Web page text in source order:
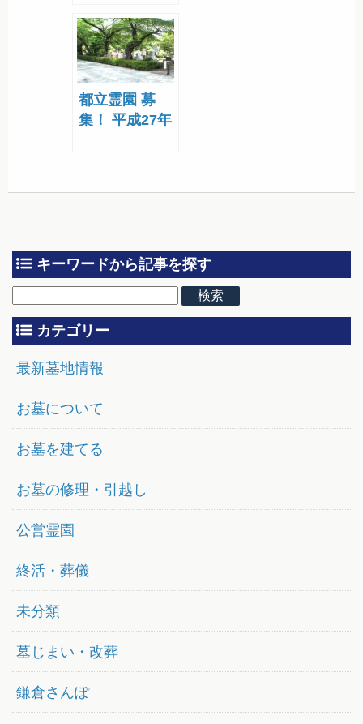
介！
都立霊園 募
集！ 平成27年
キーワードから記事を探す
カテゴリー
最新墓地情報
お墓について
お墓を建てる
お墓の修理・引越し
公営霊園
終活・葬儀
未分類
墓じまい・改葬
鎌倉さんぽ